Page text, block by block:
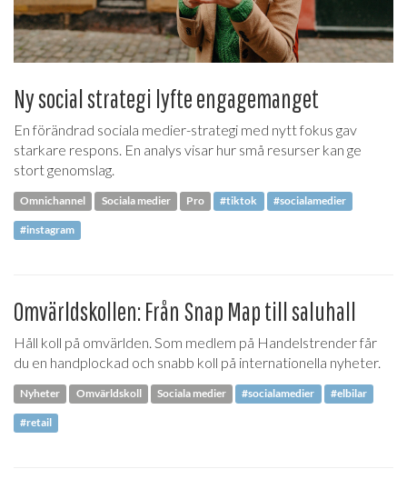
Ny social strategi lyfte engagemanget
En förändrad sociala medier-strategi med nytt fokus gav
starkare respons. En analys visar hur små resurser kan ge
stort genomslag.
Omnichannel Sociala medier Pro #tiktok #socialamedier
#instagram
Omvärldskollen: Från Snap Map till saluhall
Håll koll på omvärlden. Som medlem på Handelstrender får
du en handplockad och snabb koll på internationella nyheter.
Nyheter Omvärldskoll Sociala medier #socialamedier #elbilar
#retail